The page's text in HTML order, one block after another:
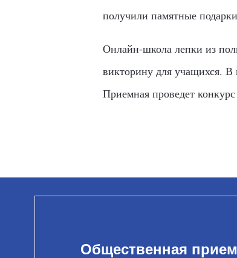
получили памятные
Онлайн-школа лепки из
викторину для учащихся. В
Приемная проведет
Общественная